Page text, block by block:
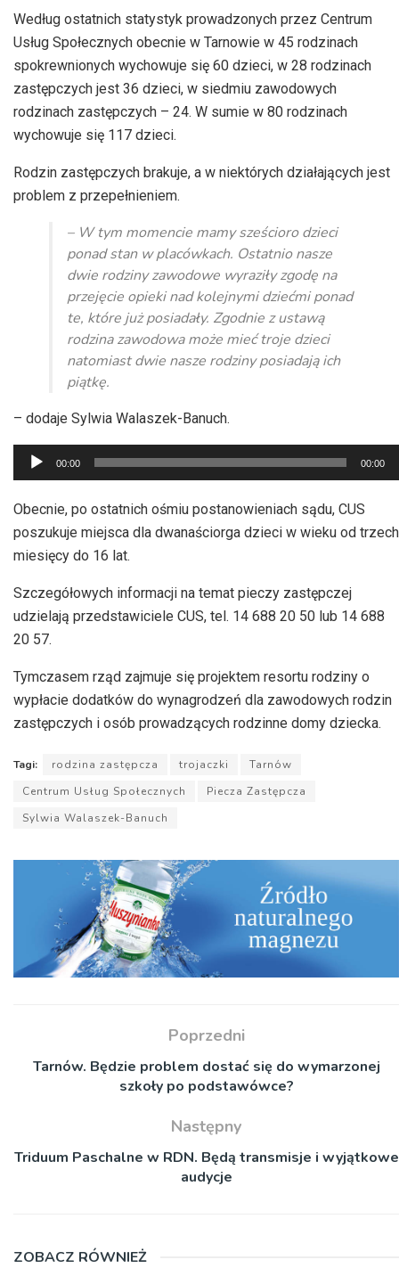
dźwiękowych
Według ostatnich statystyk prowadzonych przez Centrum
Usług Społecznych obecnie w Tarnowie w 45 rodzinach
spokrewnionych wychowuje się 60 dzieci, w 28 rodzinach
zastępczych jest 36 dzieci, w siedmiu zawodowych
rodzinach zastępczych – 24. W sumie w 80 rodzinach
wychowuje się 117 dzieci.
Rodzin zastępczych brakuje, a w niektórych działających jest
problem z przepełnieniem.
– W tym momencie mamy sześcioro dzieci
ponad stan w placówkach. Ostatnio nasze
dwie rodziny zawodowe wyraziły zgodę na
przejęcie opieki nad kolejnymi dziećmi ponad
te, które już posiadały. Zgodnie z ustawą
rodzina zawodowa może mieć troje dzieci
natomiast dwie nasze rodziny posiadają ich
piątkę.
– dodaje Sylwia Walaszek-Banuch.
Odtwarzacz
plików
dźwiękowych
00:00 00:00
Obecnie, po ostatnich ośmiu postanowieniach sądu, CUS
poszukuje miejsca dla dwanaściorga dzieci w wieku od trzech
miesięcy do 16 lat.
Szczegółowych informacji na temat pieczy zastępczej
udzielają przedstawiciele CUS, tel. 14 688 20 50 lub 14 688
20 57.
Tymczasem rząd zajmuje się projektem resortu rodziny o
wypłacie dodatków do wynagrodzeń dla zawodowych rodzin
zastępczych i osób prowadzących rodzinne domy dziecka.
Tagi: rodzina zastępcza trojaczki
Tarnów
Centrum Usług Społecznych
Piecza Zastępcza
Sylwia Walaszek-Banuch
Poprzedni
Tarnów. Będzie problem dostać się do wymarzonej
szkoły po podstawówce?
Następny
Triduum Paschalne w RDN. Będą transmisje i wyjątkowe
audycje
ZOBACZ RÓWNIEŻ